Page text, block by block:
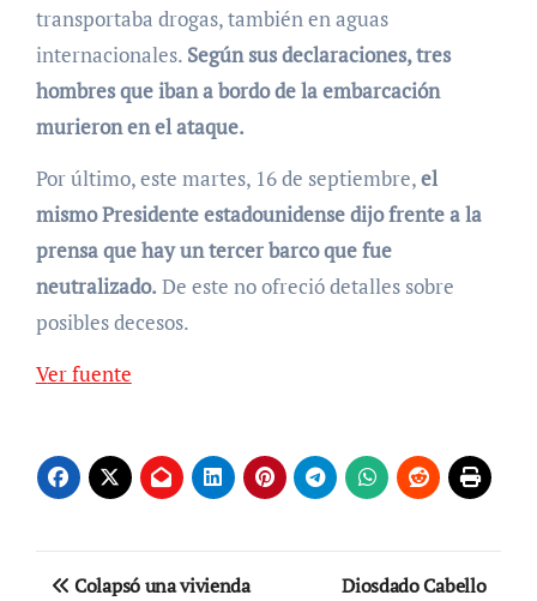
transportaba drogas, también en aguas
internacionales. Según sus declaraciones, tres
hombres que iban a bordo de la embarcación
murieron en el ataque.
Por último, este martes, 16 de septiembre,el
mismo Presidente estadounidense dijo frente a la
prensa que hay un tercer barco que fue
neutralizado. De este no ofreció detalles sobre
posibles decesos.
Ver fuente
Navegación
Colapsó una vivienda
Diosdado Cabello